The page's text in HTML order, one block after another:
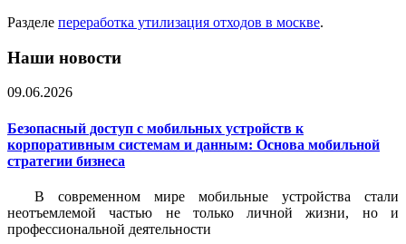
Разделе переработка утилизация отходов в москве.
Наши новости
09.06.2026
Безопасный доступ с мобильных устройств к
корпоративным системам и данным: Основа мобильной
стратегии бизнеса
В современном мире мобильные устройства стали
неотъемлемой частью не только личной жизни, но и
профессиональной деятельности